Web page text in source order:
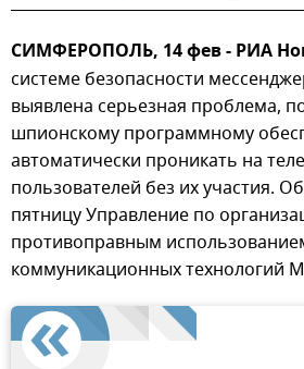
СИМФЕРОПОЛЬ, 14 фев - РИА
системе безопасности
выявлена серьезная проблема,
шпионскому программному
автоматически проникать на
пользователей без их участия.
пятницу Управление по
противоправным
коммуникационных технологий